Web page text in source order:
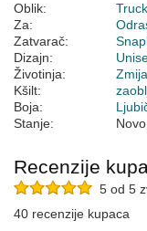
Oblik:
Za:
Zatvarač:
Dizajn:
Životinja:
Zmija
Kšilt:
Boja:
Stanje:
Recenzije
5 od 5
40 recenzije kupaca